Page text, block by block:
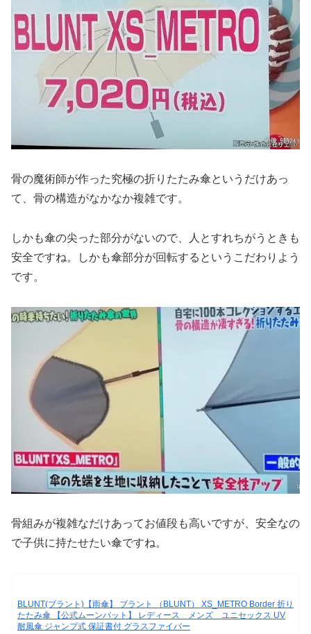
骨の魔術師が作った究極の折りたたみ傘というだけあっ
て、骨の構造がなかなか複雑です。
しかも傘の尖った部分がないので、人とすれちがうときも
安全ですね。しかも傘部分が回転するというこだわりよう
です。
骨組みが複雑なだけあってお値段も高いですが、安全なの
で子供に持たせたい傘ですね。
BLUNT(ブラント)【雨傘】 ブラント （BLUNT） XS_METRO Border 折り
たたみ傘 【公式ムーンバット】 レディース メンズ ユニセックス UV
耐風傘 ジャンプ式 保証書付 グラスファイバー